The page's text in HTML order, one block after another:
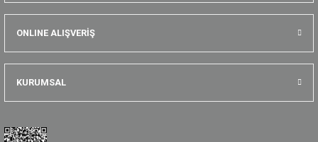
ONLINE ALIŞVERİŞ
KURUMSAL